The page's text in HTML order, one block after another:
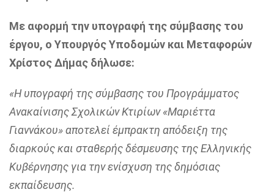
Με αφορμή την υπογραφή της σύμβασης του
έργου, ο Υπουργός Υποδομών και Μεταφορών
Χρίστος Δήμας δήλωσε:
«Η υπογραφή της σύμβασης του Προγράμματος
Ανακαίνισης Σχολικών Κτιρίων «Μαριέττα
Γιαννάκου» αποτελεί έμπρακτη απόδειξη της
διαρκούς και σταθερής δέσμευσης της Ελληνικής
Κυβέρνησης για την ενίσχυση της δημόσιας
εκπαίδευσης.